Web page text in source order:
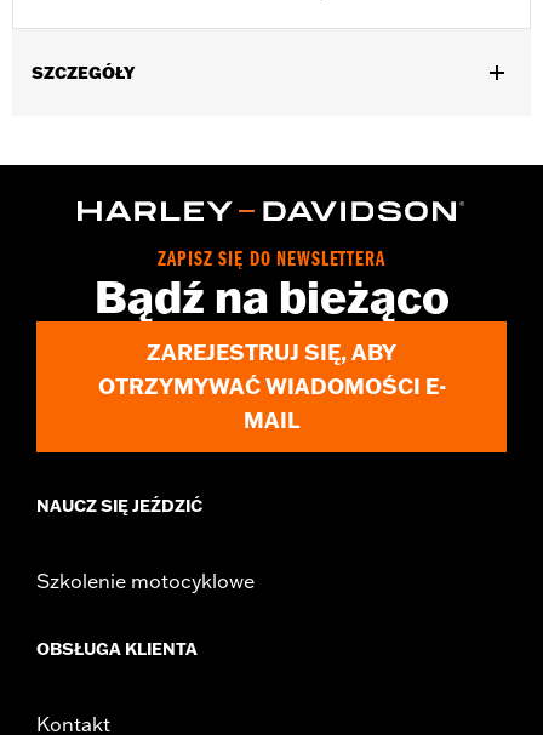
SZCZEGÓŁY
Recommended Usage:For protection against minor scuffs and
Each
2 pieces of material (1 per side)
WARRANTY:,,,,,,,,,,,,,,,,,,,,,,,,,,,,,,,,,,,,,,,,,,,,,,,,,,,,,,,,,,,,,,,,,,,
ZAPISZ SIĘ DO NEWSLETTERA
Bądź na bieżąco
ZAREJESTRUJ SIĘ, ABY
OTRZYMYWAĆ WIADOMOŚCI E-
MAIL
NAUCZ SIĘ JEŹDZIĆ
Szkolenie motocyklowe
OBSŁUGA KLIENTA
Kontakt